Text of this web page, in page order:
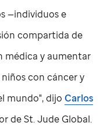
—individuos e
compartida de
médica y aumentar
con cáncer y
mundo", dijoCarlos
deSt. Jude Global.